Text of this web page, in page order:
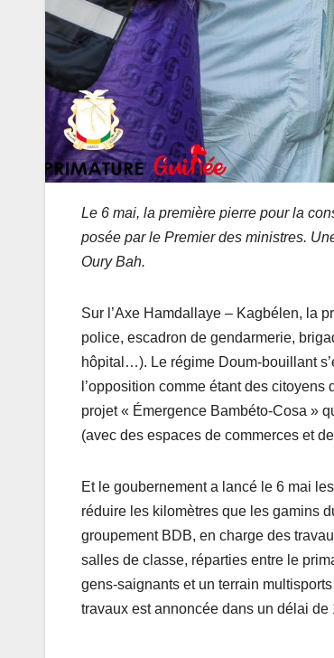
Le 6 mai, la première pierre pour la
posée par le Premier des ministres.
Oury Bah.
Sur l’Axe Hamdallaye – Kagbélen, la
police, escadron de gendarmerie,
hôpital…). Le régime Doum-bouillant
l’opposition comme étant des
projet « Émergence Bambéto-Cosa »
(avec des espaces de commerces et
Et le goubernement a lancé le 6 mai
réduire les kilomètres que les gamins
groupement BDB, en charge des
salles de classe, réparties entre le
gens-saignants et un terrain
travaux est annoncée dans un délai de